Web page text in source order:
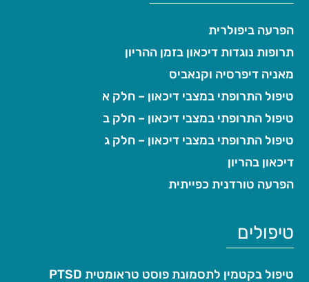
הפרעה ביפולרית
תרופות נוגדות דיכאון בזמן ההריון
מאניה דיפרסיה וקנאביס
טיפול התרופתי במצבי דיכאון – חלק א
טיפול התרופתי במצבי דיכאון – חלק ב
טיפול התרופתי במצבי דיכאון – חלק ג
דיכאון בהריון
הפרעה טורדנית כפייתית
טיפולים
טיפול בקטמין לתסמונת פוסט טראומטית PTSD